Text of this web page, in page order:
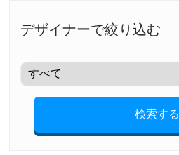
デザイナーで絞り込む
検索する